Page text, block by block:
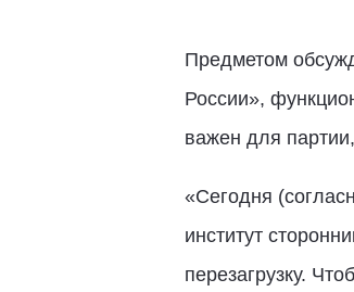
Предметом
России»,
важен для
«Сегодня
институт
перезагрузку.